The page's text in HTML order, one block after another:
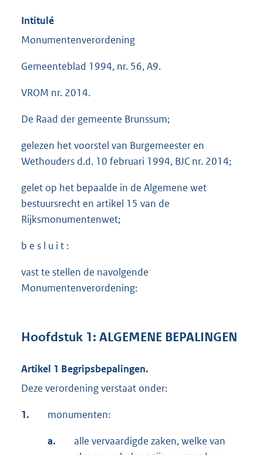
Intitulé
Monumentenverordening
Gemeenteblad 1994, nr. 56, A9.
VROM nr. 2014.
De Raad der gemeente Brunssum;
gelezen het voorstel van Burgemeester en
Wethouders d.d. 10 februari 1994, BJC nr. 2014;
gelet op het bepaalde in de Algemene wet
bestuursrecht en artikel 15 van de
Rijksmonumentenwet;
b e s l u i t :
vast te stellen de navolgende
Monumentenverordening:
Hoofdstuk 1: ALGEMENE BEPALINGEN
Artikel 1 Begripsbepalingen.
Deze verordening verstaat onder:
1. monumenten:
a.
alle vervaardigde zaken, welke van